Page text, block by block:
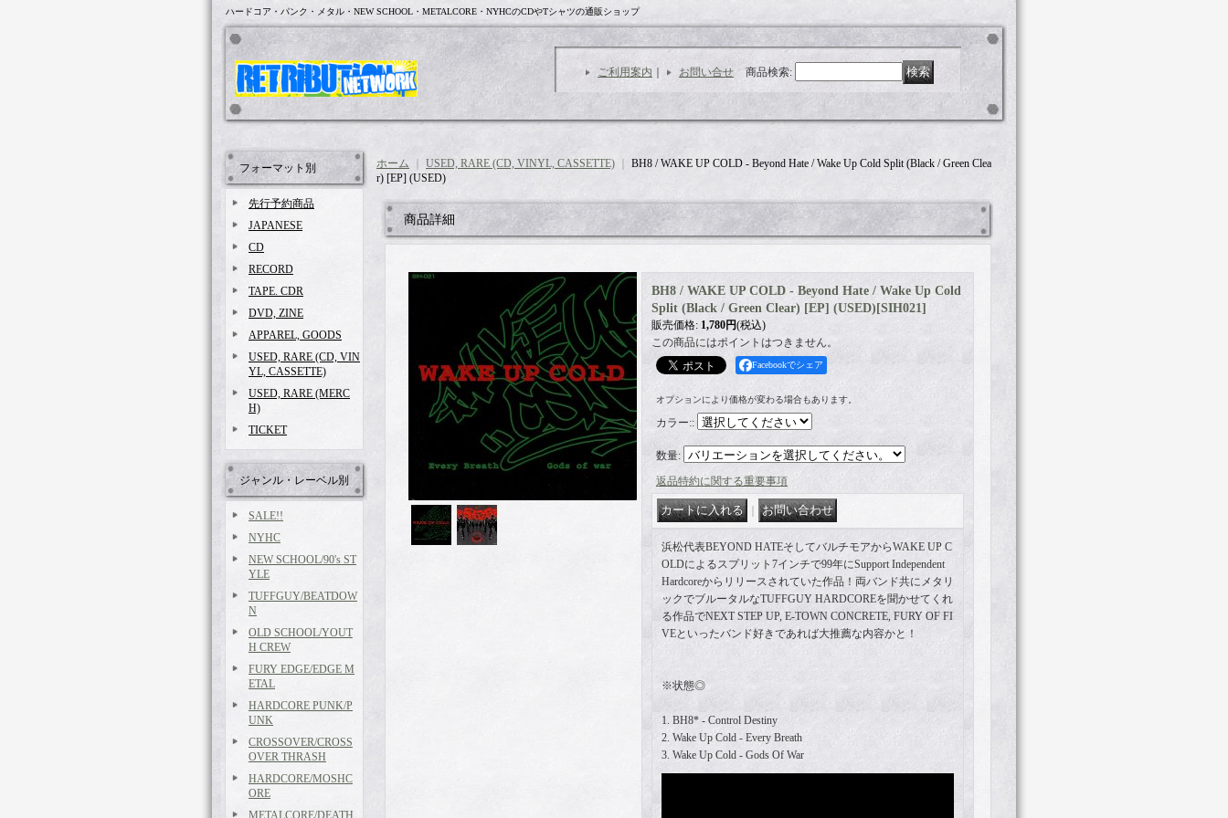
ハードコア・パンク・メタル・NEW SCHOOL・METALCORE・NYHCのCDやTシャツの通販ショップ
ご利用案内 お問い合せ 商品検索:
フォーマット別
先行予約商品
JAPANESE
CD
RECORD
TAPE. CDR
DVD, ZINE
APPAREL, GOODS
USED, RARE (CD, VIN
YL, CASSETTE)
USED, RARE (MERC
H)
TICKET
ジャンル・レーベル別
SALE!!
NYHC
NEW SCHOOL/90's ST
YLE
TUFFGUY/BEATDOW
N
OLD SCHOOL/YOUT
H CREW
FURY EDGE/EDGE M
ETAL
HARDCORE PUNK/P
UNK
CROSSOVER/CROSS
OVER THRASH
HARDCORE/MOSHC
ORE
METALCORE/DEATH
ホーム USED, RARE (CD, VINYL, CASSETTE)
BH8 / WAKE UP COLD - Beyond Hate / Wake Up Cold Split (Black / Green Clea
r) [EP] (USED)
商品詳細
BH8 / WAKE UP COLD - Beyond Hate / Wake Up Cold
Split (Black / Green Clear) [EP] (USED) [SIH021]
販売価格: 1,780円(税込)
この商品にはポイントはつきません。
Facebookでシェア
オプションにより価格が変わる場合もあります。
カラー::
数量:
返品特約に関する重要事項
浜松代表BEYOND HATEそしてバルチモアからWAKE UP C
OLDによるスプリット7インチで99年にSupport Independent
Hardcoreからリリースされていた作品！両バンド共にメタリ
ックでブルータルなTUFFGUY HARDCOREを聞かせてくれ
る作品でNEXT STEP UP, E-TOWN CONCRETE, FURY OF FI
VEといったバンド好きであれば大推薦な内容かと！
※状態◎
1. BH8* - Control Destiny
2. Wake Up Cold - Every Breath
3. Wake Up Cold - Gods Of War